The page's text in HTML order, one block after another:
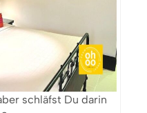
schläfst Du darin